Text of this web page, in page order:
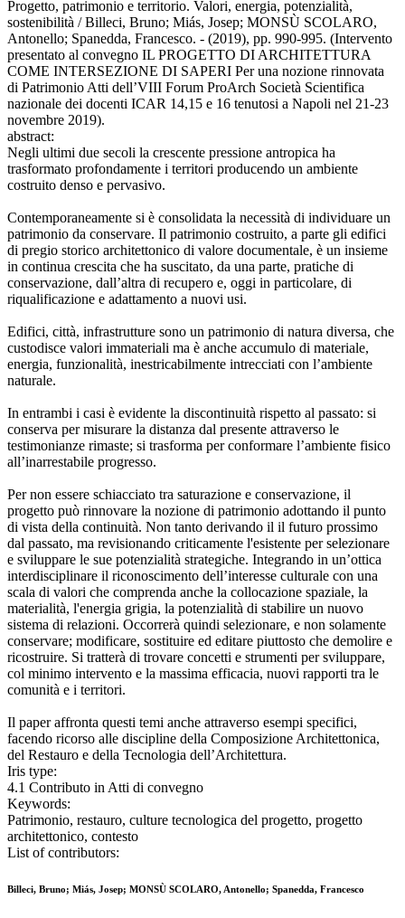
Progetto, patrimonio e territorio. Valori, energia, potenzialità,
sostenibilità / Billeci, Bruno; Miás, Josep; MONSÙ SCOLARO,
Antonello; Spanedda, Francesco. - (2019), pp. 990-995. (Intervento
presentato al convegno IL PROGETTO DI ARCHITETTURA
COME INTERSEZIONE DI SAPERI Per una nozione rinnovata
di Patrimonio Atti dell’VIII Forum ProArch Società Scientifica
nazionale dei docenti ICAR 14,15 e 16 tenutosi a Napoli nel 21-23
novembre 2019).
abstract:
Negli ultimi due secoli la crescente pressione antropica ha
trasformato profondamente i territori producendo un ambiente
costruito denso e pervasivo.
Contemporaneamente si è consolidata la necessità di individuare un
patrimonio da conservare. Il patrimonio costruito, a parte gli edifici
di pregio storico architettonico di valore documentale, è un insieme
in continua crescita che ha suscitato, da una parte, pratiche di
conservazione, dall’altra di recupero e, oggi in particolare, di
riqualificazione e adattamento a nuovi usi.
Edifici, città, infrastrutture sono un patrimonio di natura diversa, che
custodisce valori immateriali ma è anche accumulo di materiale,
energia, funzionalità, inestricabilmente intrecciati con l’ambiente
naturale.
In entrambi i casi è evidente la discontinuità rispetto al passato: si
conserva per misurare la distanza dal presente attraverso le
testimonianze rimaste; si trasforma per conformare l’ambiente fisico
all’inarrestabile progresso.
Per non essere schiacciato tra saturazione e conservazione, il
progetto può rinnovare la nozione di patrimonio adottando il punto
di vista della continuità. Non tanto derivando il il futuro prossimo
dal passato, ma revisionando criticamente l'esistente per selezionare
e sviluppare le sue potenzialità strategiche. Integrando in un’ottica
interdisciplinare il riconoscimento dell’interesse culturale con una
scala di valori che comprenda anche la collocazione spaziale, la
materialità, l'energia grigia, la potenzialità di stabilire un nuovo
sistema di relazioni. Occorrerà quindi selezionare, e non solamente
conservare; modificare, sostituire ed editare piuttosto che demolire e
ricostruire. Si tratterà di trovare concetti e strumenti per sviluppare,
col minimo intervento e la massima efficacia, nuovi rapporti tra le
comunità e i territori.
Il paper affronta questi temi anche attraverso esempi specifici,
facendo ricorso alle discipline della Composizione Architettonica,
del Restauro e della Tecnologia dell’Architettura.
Iris type:
4.1 Contributo in Atti di convegno
Keywords:
Patrimonio, restauro, culture tecnologica del progetto, progetto
architettonico, contesto
List of contributors:
Billeci, Bruno; Miás, Josep; MONSÙ SCOLARO, Antonello; Spanedda, Francesco